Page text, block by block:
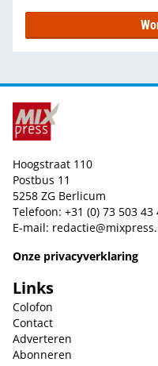
Hoogstraat 110
Postbus 11
5258 ZG Berlicum
Telefoon: +31 (0) 73 503 43
E-mail:
Onze privacyverklaring
Links
Colofon
Contact
Adverteren
Abonneren